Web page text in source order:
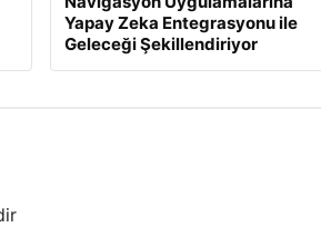
Yapay Zeka Entegrasyonu ile
Geleceği Şekillendiriyor